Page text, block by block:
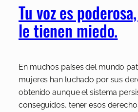
Tu voz es
le tienen miedo.
En muchos países del mundo
mujeres han luchado por sus
obtenido aunque el sistema
conseguidos, tener esos